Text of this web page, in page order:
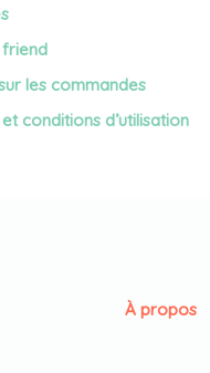
les commandes
conditions d’utilisation
À propos